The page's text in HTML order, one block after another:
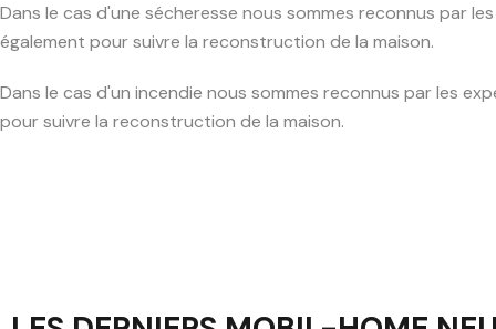
Dans le cas d'une sécheresse nous sommes reconnus par
également pour suivre la reconstruction de la maison.
Dans le cas d'un incendie nous sommes reconnus par les
pour suivre la reconstruction de la maison.